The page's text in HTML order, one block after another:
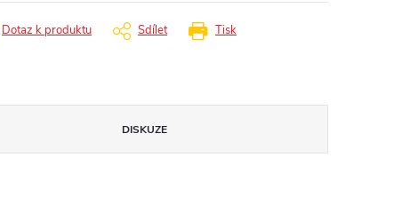
Tisk
Dotaz k produktu Sdílet
DISKUZE